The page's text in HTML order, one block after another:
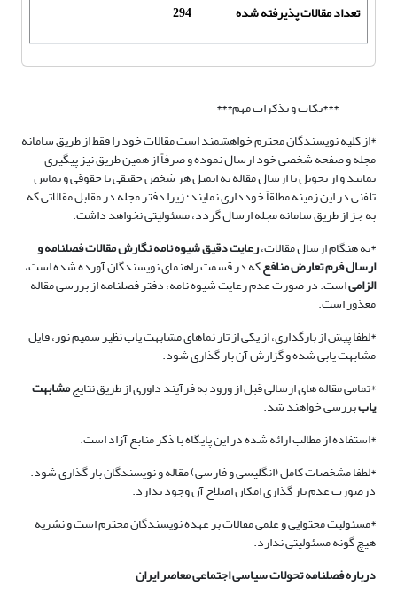
تعداد مقالات پذیرفته شده
294
***نکات و تذکرات مهم***
*از کلیه نویسندگان محترم خواهشمند است مقالات خود را فقط از طریق سامانه
مجله و صفحه شخصی خود ارسال نموده و صرفاً از همین طریق نیز پیگیری
نمایند و از تحویل یا ارسال مقاله به ایمیل هر شخص حقیقی یا حقوقی و تماس
تلفنی در این زمینه مطلقاً خودداری نمایند؛ زیرا دفتر مجله در مقابل مقالاتی که
به جز از طریق سامانه مجله ارسال گردد، مسئولیتی نخواهد داشت.
*به هنگام ارسال مقالات،رعایت دقیق شیوه نامه نگارش مقالات فصلنامه و
ارسال فرم تعارض منافعکه در قسمت راهنمای نویسندگان آورده شده است،
الزامیاست. در صورت عدم رعایت شیوه نامه، دفتر فصلنامه از بررسی مقاله
معذور است.
*لطفا پیش از بارگذاری، از یکی از تار نماهای مشابهت یاب نظیر سمیم نور، فایل
مشابهت یابی شده و گزارش آن بار گذاری شود.
*تمامی مقاله های ارسالی قبل از ورود به فرآیند داوری از طریق نتایجمشابهت
یاببررسی خواهند شد.
*استفاده از مطالب ارائه شده در این پایگاه با ذکر منابع آزاد است.
*لطفا مشخصات کامل (انگلیسی و فارسی) مقاله و نویسندگان بار گذاری شود.
درصورت عدم بار گذاری امکان اصلاح آن وجود ندارد.
*مسئولیت محتوایی و علمی مقالات بر عهده نویسندگان محترم است و نشریه
هیچ گونه مسئولیتی ندارد.
درباره فصلنامه تحولات سیاسی اجتماعی معاصر ایران